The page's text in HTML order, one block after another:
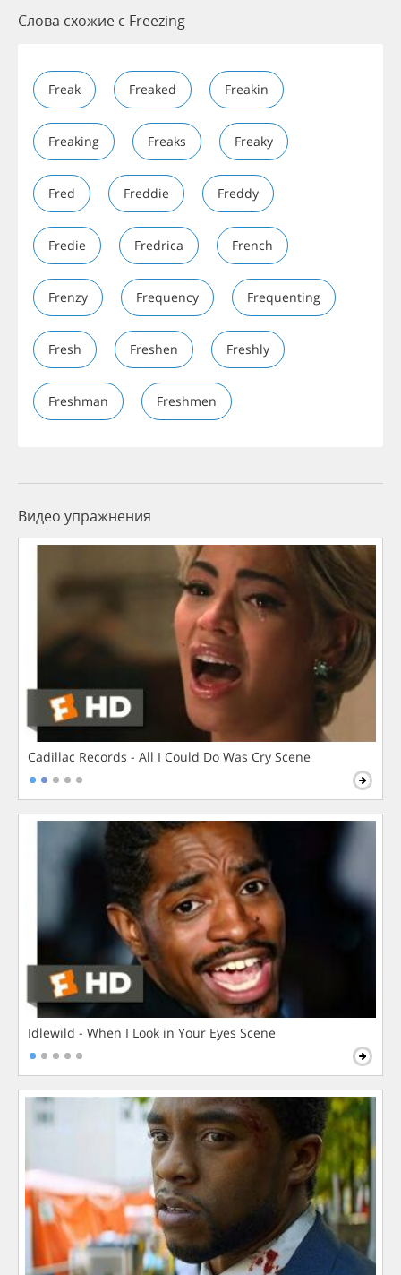
Слова схожие с Freezing
Freak Freaked Freakin
Freaking Freaks Freaky
Fred Freddie Freddy
Fredie Fredrica French
Frenzy Frequency Frequenting
Fresh Freshen Freshly
Freshman Freshmen
Видео упражнения
Cadillac Records - All I Could Do Was Cry Scene
Idlewild - When I Look in Your Eyes Scene